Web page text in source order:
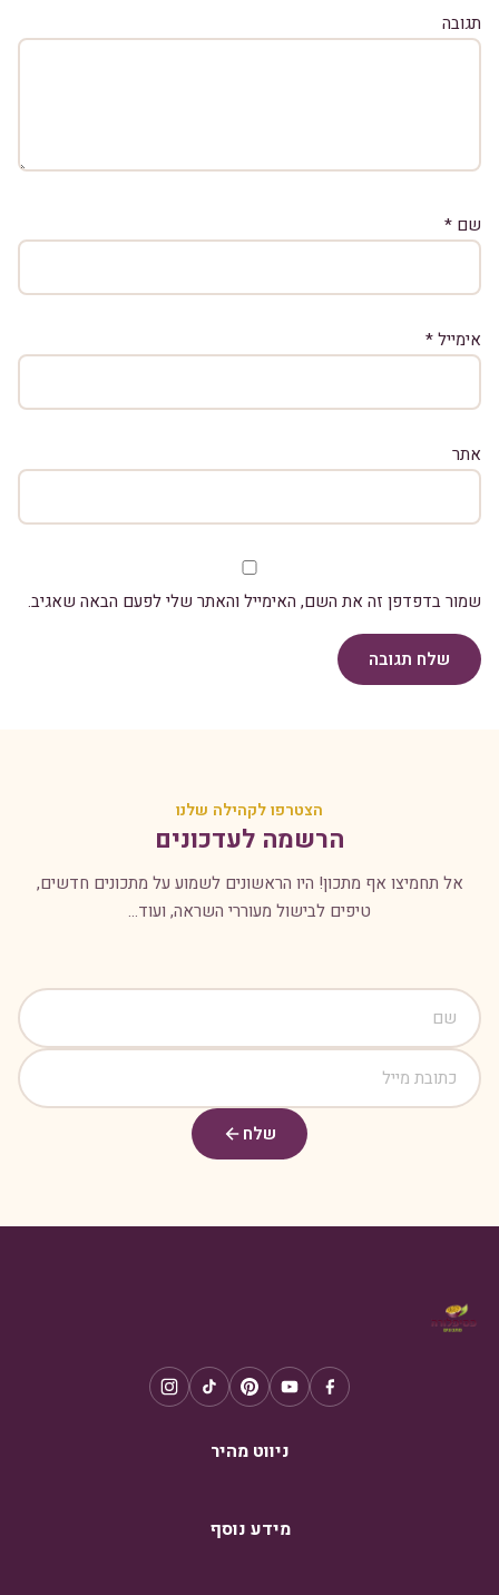
תגובה
שם *
אימייל*
אתר
שמור בדפדפן זה את השם, האימייל והאתר שלי לפעם הבאה שאגיב.
שלח תגובה
הצטרפו לקהילה שלנו
הרשמה לעדכונים
אל תחמיצו אף מתכון! היו הראשונים לשמוע על מתכונים חדשים,
טיפים לבישול מעוררי השראה, ועוד...
שלח
ניווט מהיר
מידע נוסף